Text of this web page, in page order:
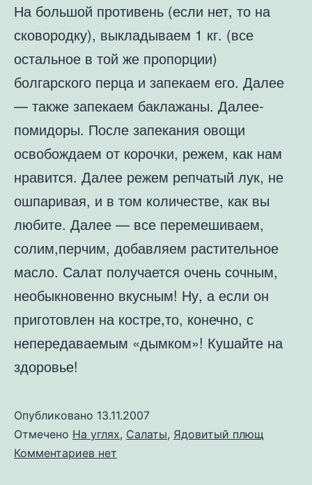
На большой противень (если нет, то на
сковородку), выкладываем 1 кг. (все
остальное в той же пропорции)
болгарского перца и запекаем его. Далее
— также запекаем баклажаны. Далее-
помидоры. После запекания овощи
освобождаем от корочки, режем, как нам
нравится. Далее режем репчатый лук, не
ошпаривая, и в том количестве, как вы
любите. Далее — все перемешиваем,
солим,перчим, добавляем растительное
масло. Салат получается очень сочным,
необыкновенно вкусным! Ну, а если он
приготовлен на костре,то, конечно, с
непередаваемым «дымком»! Кушайте на
здоровье!
Опубликовано 13.11.2007
Отмечено На углях, Салаты, Ядовитый плющ
Комментариев кнет